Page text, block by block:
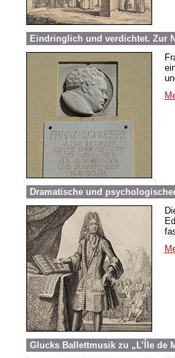
Eindringlich und verdichtet. Zur
Dramatische und
Glucks Ballettmusik zu „L’Île de